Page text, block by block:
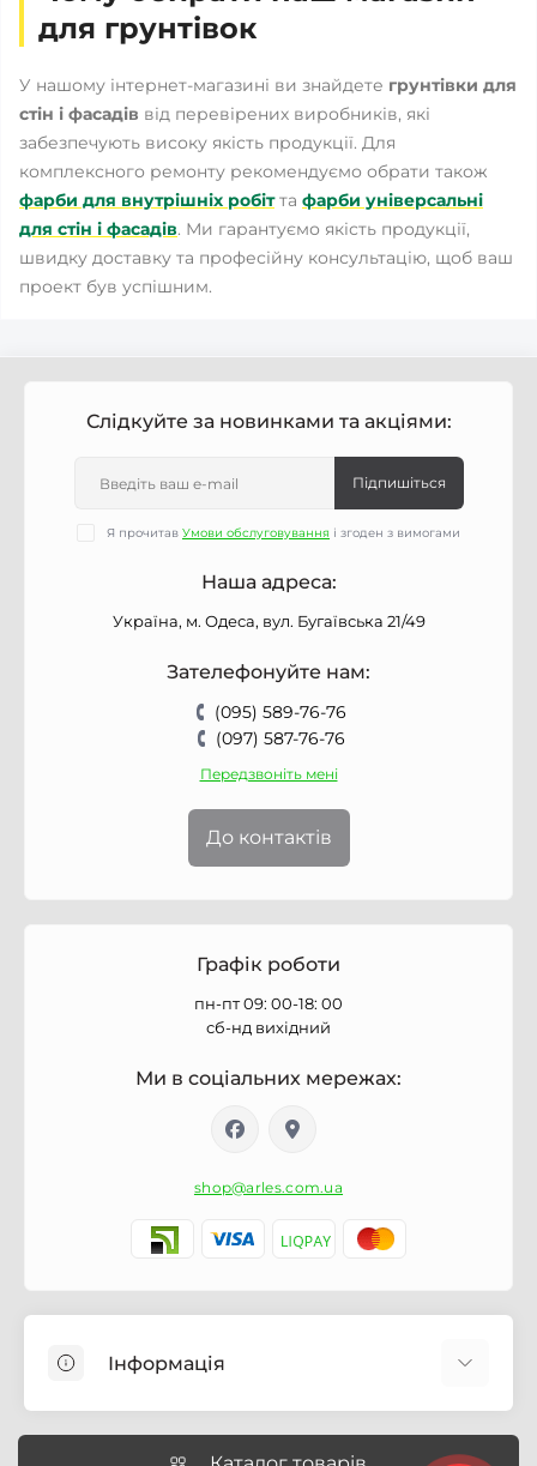
для грунтівок
У нашому інтернет-магазині ви знайдете грунтівки для
стін і фасадів від перевірених виробників, які
забезпечують високу якість продукції. Для
комплексного ремонту рекомендуємо обрати також
фарби для внутрішніх робітта фарби універсальні
для стін і фасадів. Ми гарантуємо якість продукції,
швидку доставку та професійну консультацію, щоб ваш
проект був успішним.
Слідкуйте за новинками та акціями:
Підпишіться
Я прочитав Умови обслуговування і згоден з вимогами
Наша адреса:
Україна, м. Одеса, вул. Бугаївська 21/49
Зателефонуйте нам:
(095) 589-76-76
(097) 587-76-76
Передзвоніть мені
До контактів
Графік роботи
пн-пт 09: 00-18: 00
сб-нд вихідний
Ми в соціальних мережах:
shop@arles.com.ua
Інформація
Про магазин Arles.com.ua